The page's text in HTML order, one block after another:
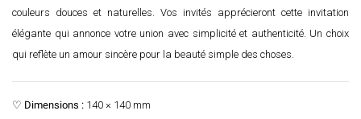
couleurs douces et naturelles. Vos invités apprécieront cette invitation
élégante qui annonce votre union avec simplicité et authenticité. Un choix
qui reflète un amour sincère pour la beauté simple des choses.
♡ Dimensions : 140 × 140 mm